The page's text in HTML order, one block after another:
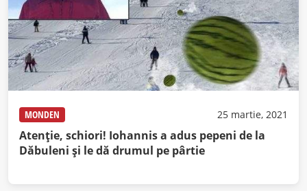
MONDEN 25 martie, 2021
Atenție, schiori! Iohannis a adus pepeni de la
Dăbuleni şi le dă drumul pe pârtie